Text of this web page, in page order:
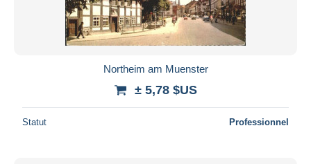
Northeim am Muenster
± 5,78 $US
Statut Professionnel